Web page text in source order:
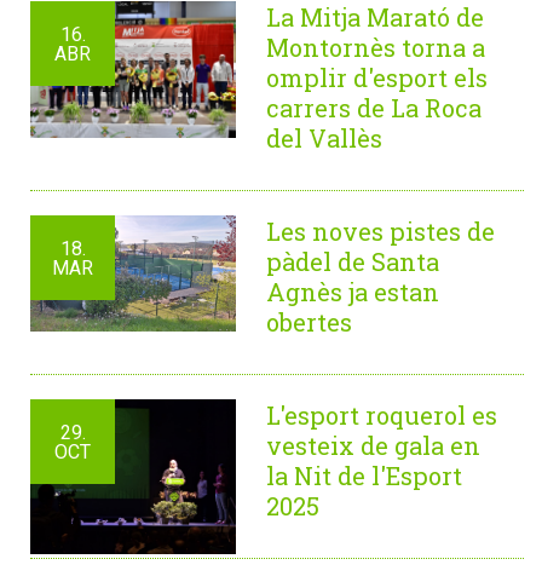
16.
ABR
La Mitja Marató de
Montornès torna a
omplir d'esport els
carrers de La Roca
del Vallès
18.
MAR
Les noves pistes de
pàdel de Santa
Agnès ja estan
obertes
29.
OCT
L'esport roquerol es
vesteix de gala en
la Nit de l'Esport
2025